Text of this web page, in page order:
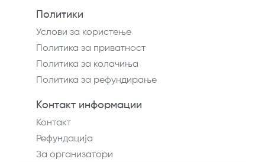
Политики
Услови за користење
Политика за приватност
Политика за колачиња
Политика за рефундирање
Контакт информации
Контакт
Рефундација
За организатори